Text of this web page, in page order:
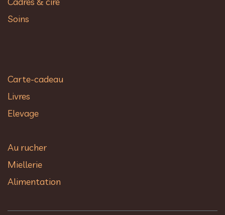
Soins
Carte-cadeau
Livres
Elevage
Au rucher​
Miellerie
Alimentation